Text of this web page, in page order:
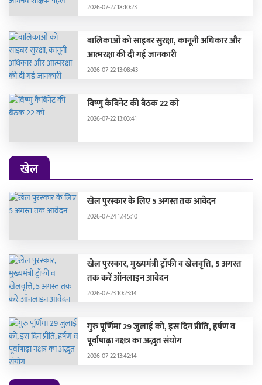
2026-07-27 18:10:23
बालिकाओं को साइबर सुरक्षा, कानूनी अधिकार और
आत्मरक्षा की दी गई जानकारी
2026-07-22 13:08:43
विष्णु कैबिनेट की बैठक 22 को
2026-07-22 13:03:41
खेल
खेल पुरस्कार के लिए 5 अगस्त तक आवेदन
2026-07-24 17:45:10
खेल पुरस्कार, मुख्यमंत्री ट्रॉफी व खेलवृत्ति, 5 अगस्त
तक करें ऑनलाइन आवेदन
2026-07-23 10:23:14
गुरु पूर्णिमा 29 जुलाई को, इस दिन प्रीति, हर्षण व
पूर्वाषाढ़ा नक्षत्र का अद्भुत संयोग
2026-07-22 13:42:14